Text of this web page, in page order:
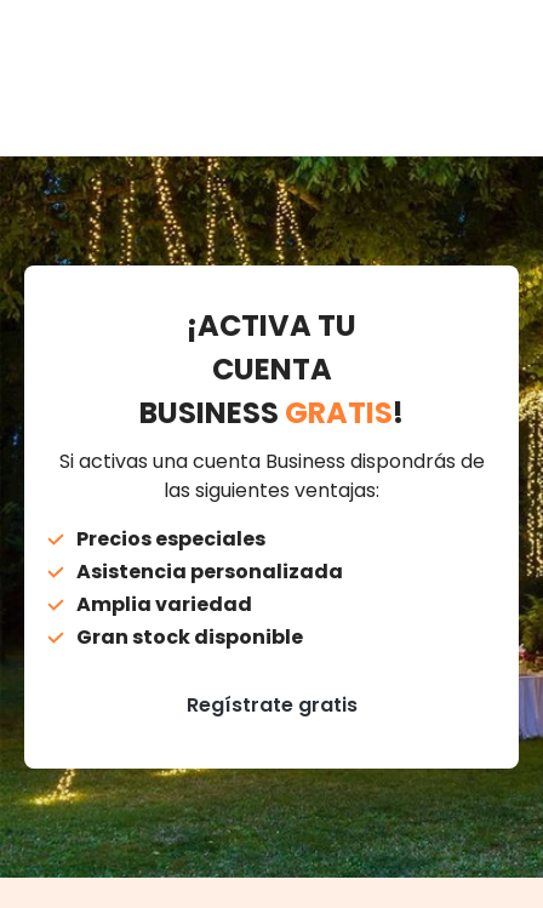
¡ACTIVA TU
CUENTA
BUSINESS GRATIS!
Si activas una cuenta Business dispondrás de
las siguientes ventajas:
Precios especiales
Asistencia personalizada
Amplia variedad
Gran stock disponible
Regístrate gratis